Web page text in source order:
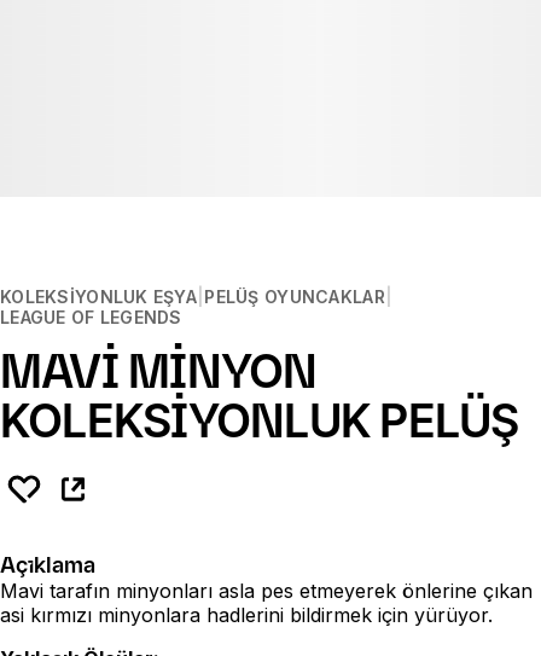
KOLEKSIYONLUK EŞYA PELÜŞ OYUNCAKLAR
LEAGUE OF LEGENDS
MAVİ MİNYON
KOLEKSİYONLUK PELÜŞ
Açıklama
Mavi tarafın minyonları asla pes etmeyerek önlerine çıkan
asi kırmızı minyonlara hadlerini bildirmek için yürüyor.